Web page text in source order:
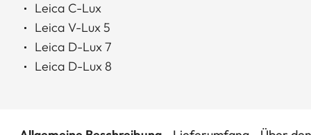
Leica C-Lux
Leica V-Lux 5
Leica D-Lux 7
Leica D-Lux 8